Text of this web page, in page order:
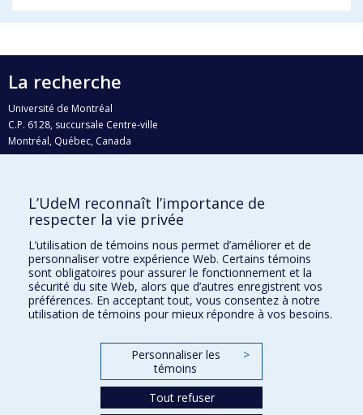
La recherche
Université de Montréal
C.P. 6128, succursale Centre-ville
Montréal, Québec, Canada
H3C 3J7
Qui fait quoi?
Nous trouver
Plan du site
Accessibilité
L’UdeM reconnaît l’importance de
respecter la vie privée
L’utilisation de témoins nous permet d’améliorer et de
personnaliser votre expérience Web. Certains témoins
sont obligatoires pour assurer le fonctionnement et la
sécurité du site Web, alors que d’autres enregistrent vos
préférences. En acceptant tout, vous consentez à notre
utilisation de témoins pour mieux répondre à vos besoins.
Personnaliser les
témoins
>
Tout refuser